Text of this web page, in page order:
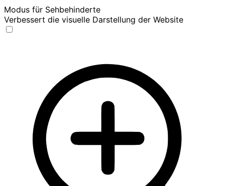
Modus für Sehbehinderte
Verbessert die visuelle Darstellung der Website